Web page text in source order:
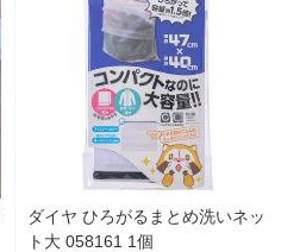
ダイヤ ひろがるまとめ洗いネッ
ト大 058161 1個